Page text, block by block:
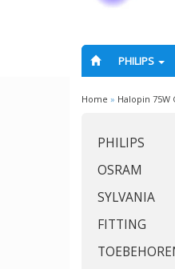
PHILIPS
Home » Halopin 75W
PHILIPS
OSRAM
SYLVANIA
FITTING